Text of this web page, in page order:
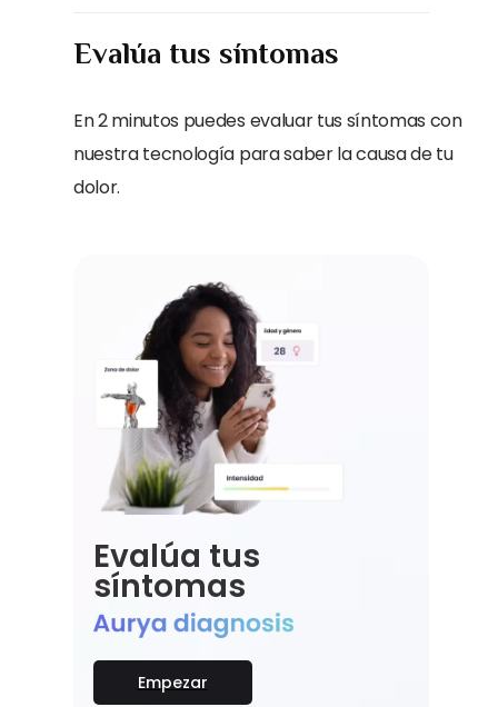
Evalúa tus síntomas
En 2 minutos puedes evaluar tus síntomas con
nuestra tecnología para saber la causa de tu
dolor.
Evalúa tus
síntomas
Empezar